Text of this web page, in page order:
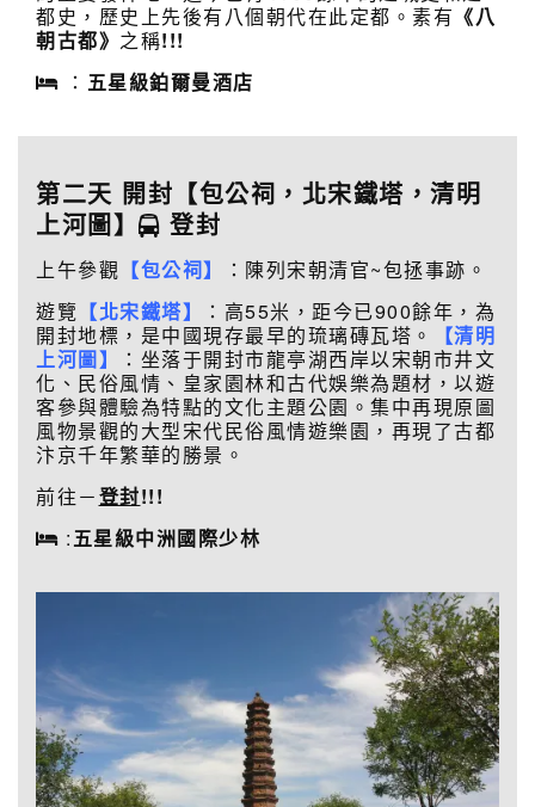
都史，歷史上先後有八個朝代在此定都。素有 《八
朝古都》 之稱!!!
： 五星級鉑爾曼酒店
第二天 開封【包公祠， 北宋鐵塔 ， 清明
上河圖】 登封
上午參觀 【包公祠】
：陳列宋朝清官~包拯事跡。
遊覽 【北宋鐵塔】
：高55米，距今已900餘年，為
開封地標，是中國現存最早的琉璃磚瓦塔。
【清明
上河圖】
：坐落于開封市龍亭湖西岸以宋朝市井文
化、民俗風情、皇家園林和古代娛樂為題材，以遊
客參與體驗為特點的文化主題公園。集中再現原圖
風物景觀的大型宋代民俗風情遊樂園，再現了古都
汴京千年繁華的勝景。
前往－登封!!!
:五星級中洲國際少林